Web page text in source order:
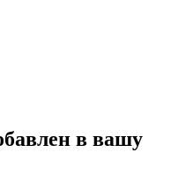
в вашу